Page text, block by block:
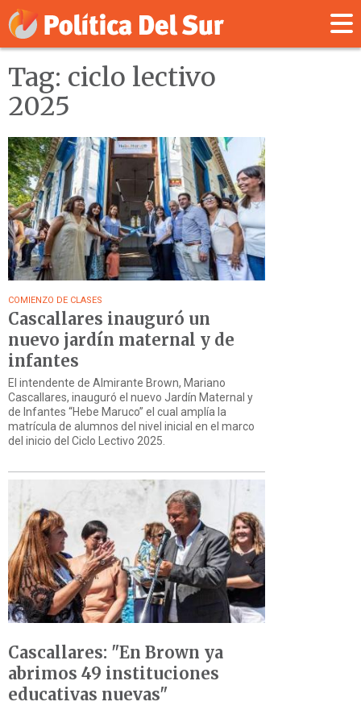
Tag: ciclo lectivo
2025
COMIENZO DE CLASES
Cascallares inauguró un
nuevo jardín maternal y de
infantes
El intendente de Almirante Brown, Mariano
Cascallares, inauguró el nuevo Jardín Maternal y
de Infantes “Hebe Maruco” el cual amplía la
matrícula de alumnos del nivel inicial en el marco
del inicio del Ciclo Lectivo 2025.
Cascallares: "En Brown ya
abrimos 49 instituciones
educativas nuevas"